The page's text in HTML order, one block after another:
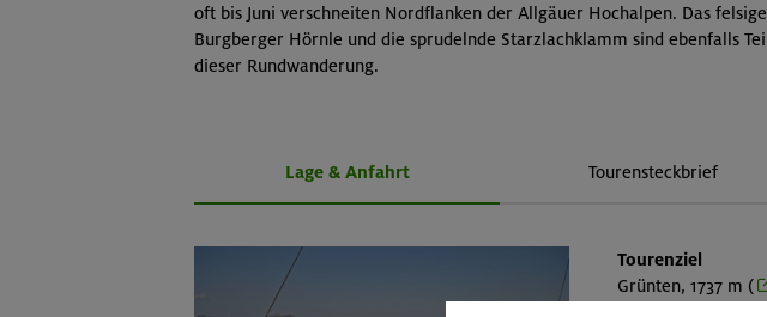
oft bis Juni verschneiten Nordflanken der Allgäuer Hochalpen. Das felsige
Burgberger Hörnle und die sprudelnde Starzlachklamm sind ebenfalls Teil
dieser Rundwanderung.
Lage & Anfahrt Tourensteckbrief
Tourenziel
Grünten, 1737 m (